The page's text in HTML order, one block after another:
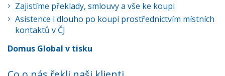
Zajistíme překlady, smlouvy a vše ke koupi
Asistence i dlouho po koupi prostřednictvím místních
kontaktů v ČJ
Domus Global v tisku